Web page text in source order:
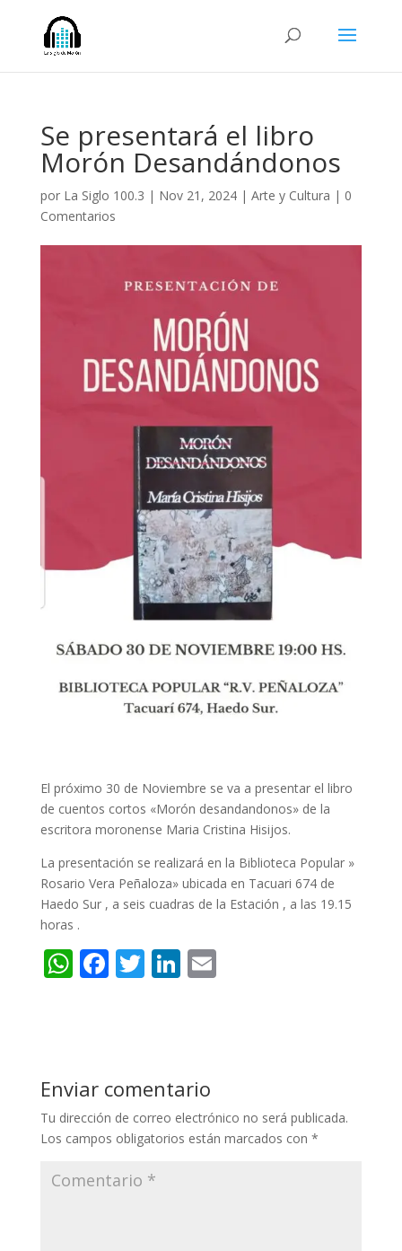
Se presentará el libro
Morón Desandándonos
por La Siglo 100.3 | Nov 21, 2024| Arte y Cultura | 0
Comentarios
El próximo 30 de Noviembre se va a presentar el libro
de cuentos cortos «Morón desandandonos» de la
escritora moronense Maria Cristina Hisijos.
La presentación se realizará en la Biblioteca Popular »
Rosario Vera Peñaloza» ubicada en Tacuari 674 de
Haedo Sur , a seis cuadras de la Estación , a las 19.15
horas .
W
A
p
p
F
o
o
k
T Li
dI
n
E
Enviar comentario
Tu dirección de correo electrónico no será publicada.
Los campos obligatorios están marcados con *